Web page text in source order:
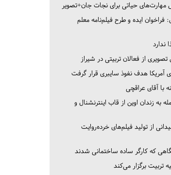
مهارت‌های حیاتی برای نجات جان+تصویر
فراخوان ایده و طرح فیلم‌نامه معلم
ندارد
از فعالان تربیتی در شیراز
آمریکا هدف نفوذ سایبری قرار گرفت
با آقای عراقچی
به زندان اوین از قاب اینترنشنال و
از تولید فیلم‌های خرده‌روایت
که کارگر ساده ساختمانی شدند
تربیت برگزار می‌کند